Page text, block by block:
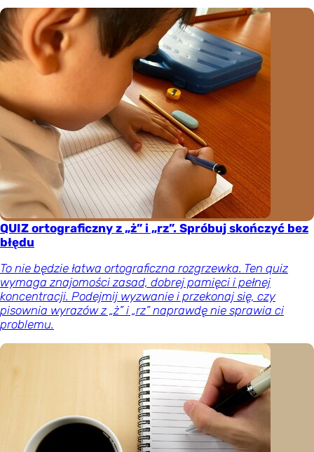
QUIZ ortograficzny z „ż” i „rz”. Spróbuj skończyć bez
błędu
To nie będzie łatwa ortograficzna rozgrzewka. Ten quiz
wymaga znajomości zasad, dobrej pamięci i pełnej
koncentracji. Podejmij wyzwanie i przekonaj się, czy
pisownia wyrazów z „ż” i „rz” naprawdę nie sprawia ci
problemu.